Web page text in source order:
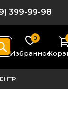
399-99-98
0
Избранное